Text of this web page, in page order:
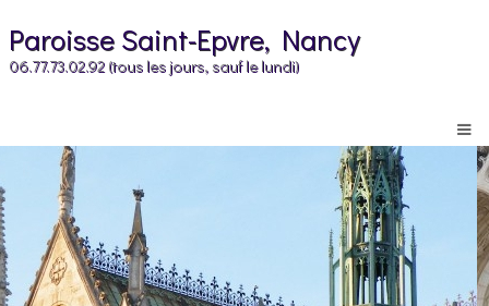
Paroisse Saint-Epvre, Nancy
06.77.73.02.92 (tous les jours, sauf le lundi)